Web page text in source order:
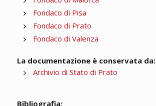
Fondaco di Pisa
Fondaco di Prato
Fondaco di Valenza
La documentazione è conservata da:
Archivio di Stato di Prato
Bibliografia: